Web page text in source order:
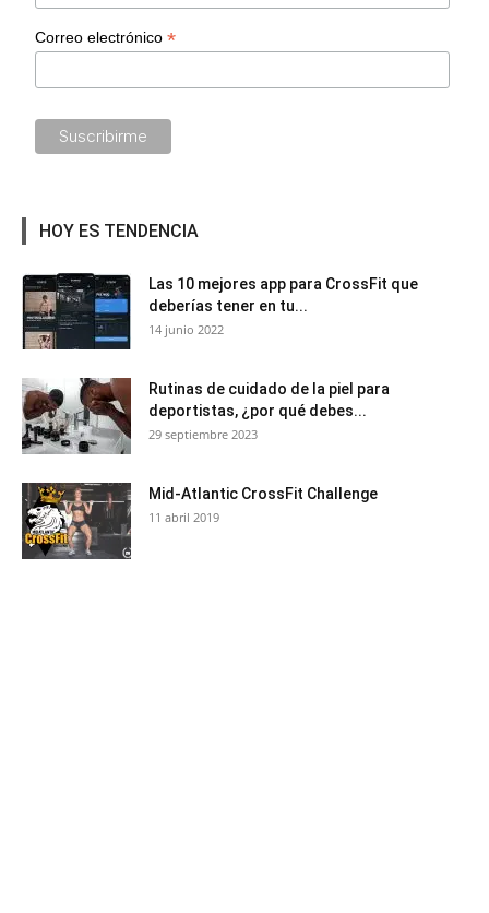
Correo electrónico*
HOY ES TENDENCIA
Las 10 mejores app para CrossFit que
deberías tener en tu...
14 junio 2022
Rutinas de cuidado de la piel para
deportistas, ¿por qué debes...
29 septiembre 2023
Mid-Atlantic CrossFit Challenge
11 abril 2019